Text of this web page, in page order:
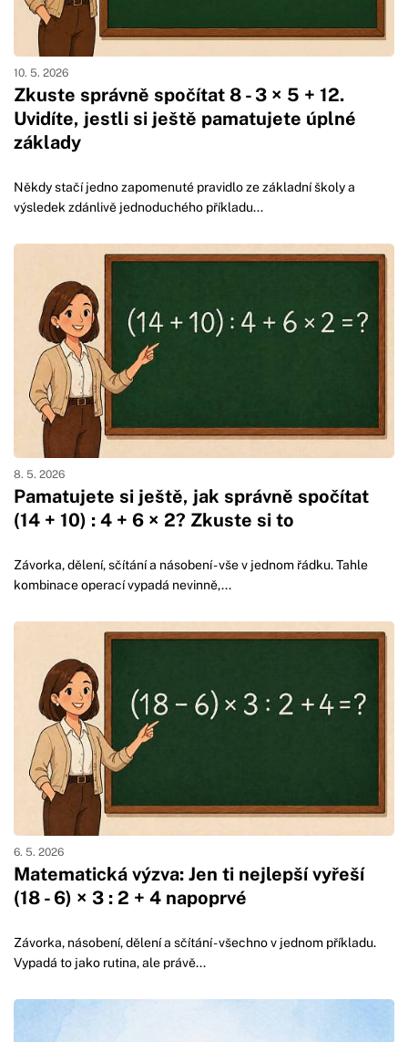
Zkuste správně spočítat 8 - 3 × 5 + 12.
Uvidíte, jestli si ještě pamatujete úplné
základy
10. 5. 2026
Někdy stačí jedno zapomenuté pravidlo ze základní školy a
výsledek zdánlivě jednoduchého příkladu...
Pamatujete si ještě, jak správně spočítat
(14 + 10) : 4 + 6 × 2? Zkuste si to
8. 5. 2026
Závorka, dělení, sčítání a násobení - vše v jednom řádku. Tahle
kombinace operací vypadá nevinně,...
Matematická výzva: Jen ti nejlepší vyřeší
(18 - 6) × 3 : 2 + 4 napoprvé
6. 5. 2026
Závorka, násobení, dělení a sčítání - všechno v jednom příkladu.
Vypadá to jako rutina, ale právě...